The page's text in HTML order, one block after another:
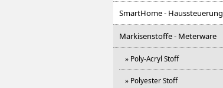
SmartHome - Haussteuerung
Markisenstoffe - Meterware
» Poly-Acryl Stoff
» Polyester Stoff